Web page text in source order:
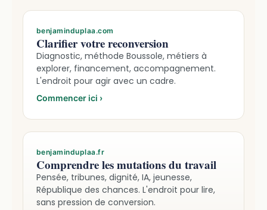
benjaminduplaa.com
Clarifier votre reconversion
Diagnostic, méthode Boussole, métiers à
explorer, financement, accompagnement.
L'endroit pour agir avec un cadre.
Commencer ici ›
benjaminduplaa.fr
Comprendre les mutations du travail
Pensée, tribunes, dignité, IA, jeunesse,
République des chances. L'endroit pour lire,
sans pression de conversion.